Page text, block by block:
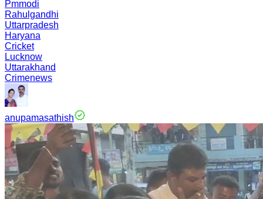
Pmmodi
Rahulgandhi
Uttarpradesh
Haryana
Cricket
Lucknow
Uttarakhand
Crimenews
anupamasathish